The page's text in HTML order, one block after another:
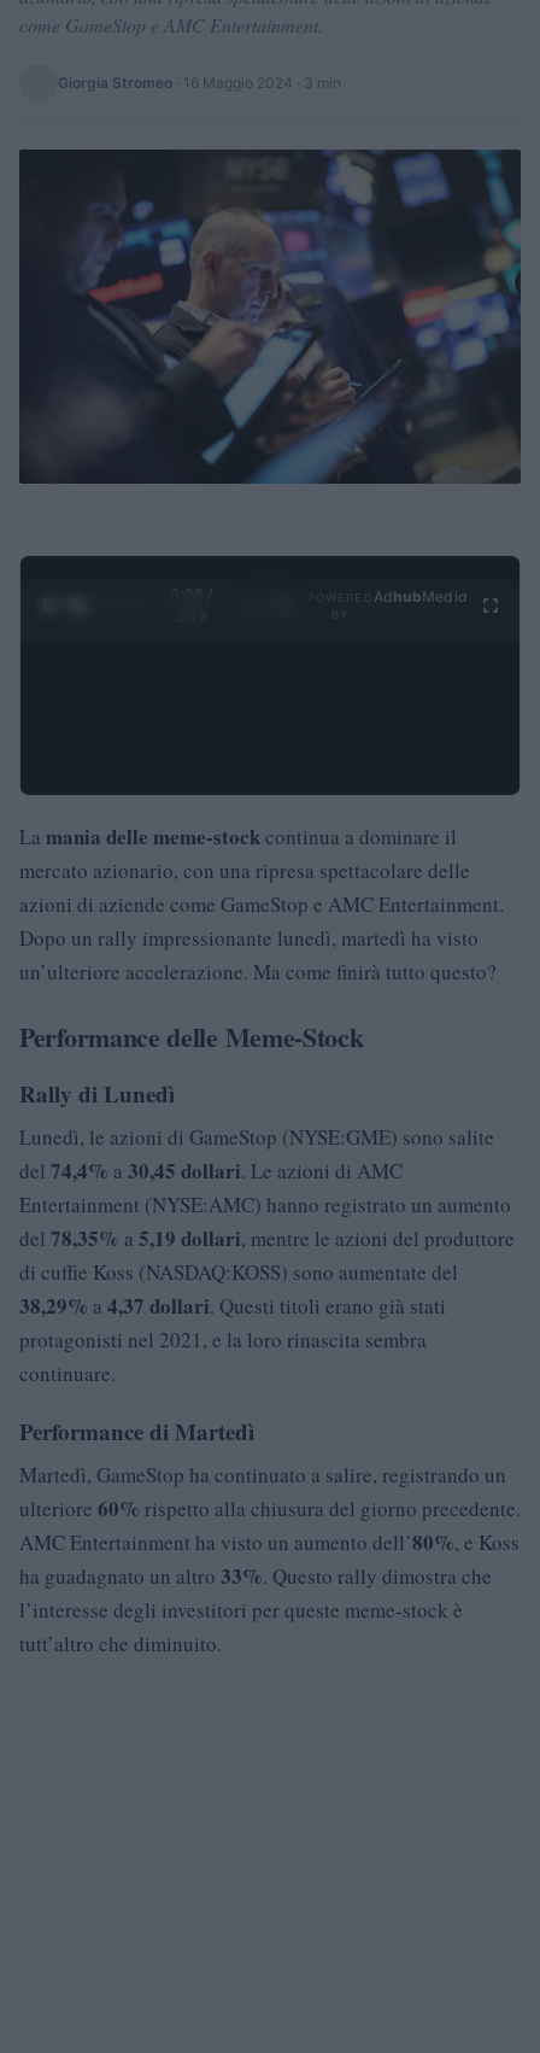
come GameStop e AMC Entertainment.
Giorgia Stromeo · 16 Maggio 2024 · 3 min
0:29 /
Ad hubMedia
La mania delle meme-stockcontinua a dominare il
mercato azionario, con una ripresa spettacolare delle
azioni di aziende come GameStop e AMC Entertainment.
Dopo un rally impressionante lunedì, martedì ha visto
un’ulteriore accelerazione. Ma come finirà tutto questo?
Performance delle Meme-Stock
Rally di Lunedì
Lunedì, le azioni di GameStop (NYSE:GME) sono salite
del 74,4% a 30,45 dollari. Le azioni di AMC
Entertainment (NYSE:AMC) hanno registrato un aumento
del 78,35% a 5,19 dollari, mentre le azioni del produttore
di cuffie Koss (NASDAQ:KOSS) sono aumentate del
38,29% a 4,37 dollari. Questi titoli erano già stati
protagonisti nel 2021, e la loro rinascita sembra
continuare.
Performance di Martedì
Martedì, GameStop ha continuato a salire, registrando un
ulteriore 60% rispetto alla chiusura del giorno precedente.
AMC Entertainment ha visto un aumento dell’80%, e Koss
ha guadagnato un altro 33%. Questo rally dimostra che
l’interesse degli investitori per queste meme-stock è
tutt’altro che diminuito.